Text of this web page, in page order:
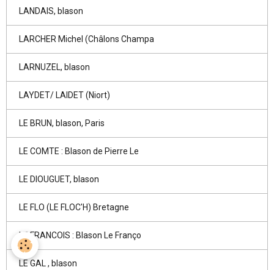
LANDAIS, blason
LARCHER Michel (Châlons Champa
LARNUZEL, blason
LAYDET/ LAIDET (Niort)
LE BRUN, blason, Paris
LE COMTE : Blason de Pierre Le
LE DIOUGUET, blason
LE FLO (LE FLOC'H) Bretagne
LE FRANCOIS : Blason Le Franço
LE GAL , blason